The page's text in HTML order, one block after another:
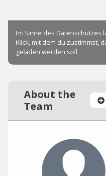
About the
Team